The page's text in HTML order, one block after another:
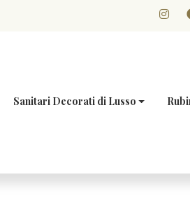
Sanitari Decorati di Lusso